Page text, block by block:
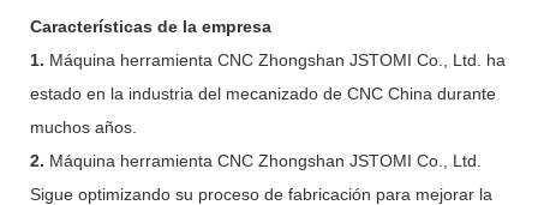
Características de la empresa
1. Máquina herramienta CNC Zhongshan JSTOMI Co., Ltd. ha
estado en la industria del mecanizado de CNC China durante
muchos años.
2. Máquina herramienta CNC Zhongshan JSTOMI Co., Ltd.
Sigue optimizando su proceso de fabricación para mejorar la